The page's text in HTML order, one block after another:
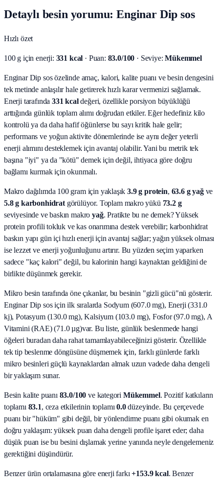
Detaylı besin yorumu: Enginar Dip sos
Hızlı özet
100 g için enerji: 331 kcal · Puan: 83.0/100 · Seviye: Mükemmel
Enginar Dip sos özelinde amaç, kalori, kalite puanı ve besin dengesini
tek metinde anlaşılır hale getirerek hızlı karar vermenizi sağlamak.
Enerji tarafında331 kcaldeğeri, özellikle porsiyon büyüklüğü
arttığında günlük toplam alımı doğrudan etkiler. Eğer hedefiniz kilo
kontrolü ya da daha hafif öğünlerse bu sayı kritik hale gelir;
performans ve yoğun aktivite dönemlerinde ise aynı değer yeterli
enerji alımını desteklemek için avantaj olabilir. Yani bu metrik tek
başına "iyi" ya da "kötü" demek için değil, ihtiyaca göre doğru
bağlamı kurmak için okunmalı.
Makro dağılımda 100 gram için yaklaşık3.9g protein, 63.6g yağve
5.8g karbonhidratgörülüyor. Toplam makro yükü 73.2g
seviyesinde ve baskın makro yağ. Pratikte bu ne demek? Yüksek
protein profili tokluk ve kas onarımına destek verebilir; karbonhidrat
baskın yapı gün içi hızlı enerji için avantaj sağlar; yağın yüksek olması
ise lezzet ve enerji yoğunluğunu artırır. Bu yüzden seçim yaparken
sadece "kaç kalori" değil, bu kalorinin hangi kaynaktan geldiğini de
birlikte düşünmek gerekir.
Mikro besin tarafında öne çıkanlar, bu besinin "gizli gücü"nü gösterir.
Enginar Dip sosiçin ilk sıralarda Sodyum (607.0 mg), Enerji (331.0
kj), Potasyum (130.0 mg), Kalsiyum (103.0 mg), Fosfor (97.0 mg), A
Vitamini (RAE) (71.0 µg)var. Bu liste, günlük beslenmede hangi
öğeleri buradan daha rahat tamamlayabileceğinizi gösterir. Özellikle
tek tip beslenme döngüsüne düşmemek için, farklı günlerde farklı
mikro besinleri güçlü kaynaklardan almak uzun vadede daha dengeli
bir yaklaşım sunar.
Besin kalite puanı 83.0/100 ve kategori Mükemmel. Pozitif katkıların
toplamı 83.1, ceza etkilerinin toplamı 0.0düzeyinde. Bu çerçevede
puanı bir "hüküm" gibi değil, bir yönlendirme puanı gibi okumak en
doğru yaklaşım: yüksek puan daha dengeli profile işaret eder; daha
düşük puan ise bu besini dışlamak yerine yanında neyle dengelemeniz
gerektiğini düşündürür.
Benzer ürün ortalamasına göre enerji farkı +153.9 kcal. Benzer